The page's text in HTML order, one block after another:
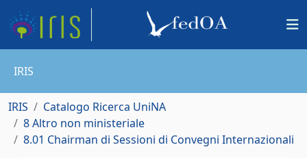
IRIS
IRIS
Catalogo Ricerca UniNA
8 Altro non ministeriale
8.01 Chairman di Sessioni di Convegni Internazionali